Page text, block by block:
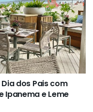
dos Pais com
Ipanema e Leme